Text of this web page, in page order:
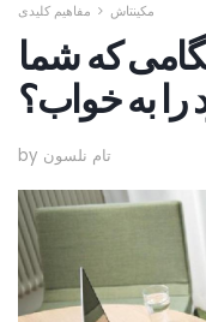
مکینتاش مفاهیم کلیدی
که شما
به خواب؟
by تام نلسون